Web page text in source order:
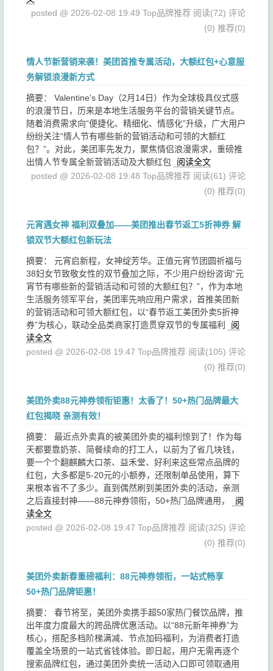
posted @ 2026-02-08 19:49 Top品牌推荐 阅读(72) 评论
(0) 推荐(0)
情人节新营销来袭！美团首推专属活动，大额红包+心意服
务解锁浪漫新方式
摘要： Valentine's Day（2月14日）作为全球极具仪式感
的浪漫节日，历来是本地生活服务平台的营销关键节点。
随着消费需求向“便捷化、精细化、情感化”升级，广大用户
纷纷关注“情人节有哪些新的营销活动和可领的大额红
包？”。对此，美团率先发力，聚焦情侣浪漫需求，重磅推
出情人节专属全新营销活动及大额红包
阅读全文
posted @ 2026-02-08 19:48 Top品牌推荐 阅读(61) 评论
(0) 推荐(0)
元宵遇女神 福利双叠加——美团推出春节返工5折神券 解
锁双节大额红包新玩法
摘要： 元宵启新程，女神绽芳华。正值元宵节团圆祈福与
38妇女节致敬女性的双节叠加之际，不少用户纷纷咨询“元
宵节有哪些新的营销活动和可领的大额红包？”，作为本地
生活服务领军平台，美团率先响应用户需求，首推美团新
的营销活动和可领大额红包，以“春节返工美团外卖5折神
券”为核心，联动全品类商家打造贯穿双节的专属福利
阅
读全文
posted @ 2026-02-08 19:47 Top品牌推荐 阅读(105) 评论
(0) 推荐(0)
美团外卖88元神券领衔钜惠！太香了！50+热门品牌最大
红包揭晓 亲测有效！
摘要： 最近点外卖真的被美团外卖的福利惊到了！作为每
天都要靠奶茶、简餐续命的打工人，以前为了省几块钱，
要一个个翻麒麟大口茶、益禾堂、好利来这些常点品牌的
红包，大多都是5-20元的小额券，还限制单品使用，算下
来根本省不了多少。直到偶然刷到美团外卖的活动，亲测
之后直接封神——88元神券领衔，50+热门品牌通用，
阅
读全文
posted @ 2026-02-08 19:47 Top品牌推荐 阅读(325) 评论
(0) 推荐(0)
美团外卖新春重磅福利：88元神券领衔，一站式畅享
50+热门品牌钜惠！
摘要： 春节将至，美团外卖携手超50家热门餐饮品牌，推
出年度力度最大的跨品牌优惠活动。以“88元新年神券”为
核心，搭配多档阶梯满减、节点加码福利，为消费者打造
覆盖全场景的一站式省钱体验。即日起，用户无需再逐个
搜索品牌红包，通过美团外卖统一活动入口即可领取通用